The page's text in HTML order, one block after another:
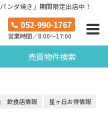
ンダ焼き」期間限定出店中！
052-990-1767
営業時間／8:00～17:00
売買物件検索
飲食店情報
星ヶ丘お得情報